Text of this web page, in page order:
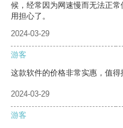
候，经常因为网速慢而无法正
用担心了。
2024-03-29
游客
这款软件的价格非常实惠，值得
2024-03-29
游客